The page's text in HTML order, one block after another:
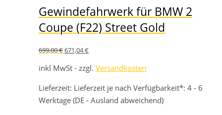
Gewindefahrwerk für BMW 2
Coupe (F22) Street Gold
699,00€Ursprünglicher
war:
699,00 €
671,04€Aktueller
ist:
671,04 €.
inkl MwSt - zzgl. Versandkosten
Lieferzeit: Lieferzeit je nach Verfügbarkeit*: 4 - 6
Werktage (DE - Ausland abweichend)